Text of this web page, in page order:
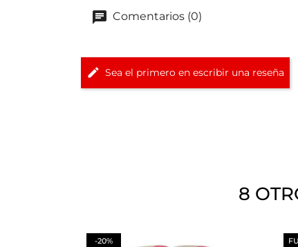
Comentarios (0)
Sea el primero en escribir una reseña
8
-20%